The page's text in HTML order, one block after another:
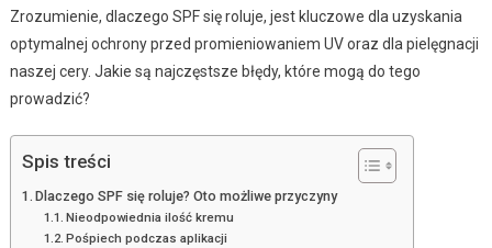
Zrozumienie, dlaczego SPF się roluje, jest kluczowe dla uzyskania
optymalnej ochrony przed promieniowaniem UV oraz dla pielęgnacji
naszej cery. Jakie są najczęstsze błędy, które mogą do tego
prowadzić?
Spis treści
Dlaczego SPF się roluje? Oto możliwe przyczyny
Nieodpowiednia ilość kremu
Pośpiech podczas aplikacji